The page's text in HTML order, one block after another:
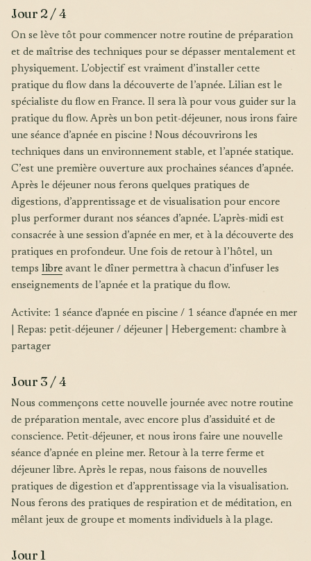
Jour 2 / 4
On se lève tôt pour commencer notre routine de préparation
et de maîtrise des techniques pour se dépasser mentalement et
physiquement. L’objectif est vraiment d’installer cette
pratique du flow dans la découverte de l’apnée. Lilian est le
spécialiste du flow en France. Il sera là pour vous guider sur la
pratique du flow. Après un bon petit-déjeuner, nous irons faire
une séance d’apnée en piscine ! Nous découvrirons les
techniques dans un environnement stable, et l’apnée statique.
C’est une première ouverture aux prochaines séances d’apnée.
Après le déjeuner nous ferons quelques pratiques de
digestions, d’apprentissage et de visualisation pour encore
plus performer durant nos séances d’apnée. L’après-midi est
consacrée à une session d’apnée en mer, et à la découverte des
pratiques en profondeur. Une fois de retour à l’hôtel, un
temps libre avant le dîner permettra à chacun d’infuser les
enseignements de l’apnée et la pratique du flow.
Activite: 1 séance d'apnée en piscine / 1 séance d'apnée en mer
| Repas: petit-déjeuner / déjeuner | Hebergement: chambre à
partager
Jour 3 / 4
Nous commençons cette nouvelle journée avec notre routine
de préparation mentale, avec encore plus d’assiduité et de
conscience. Petit-déjeuner, et nous irons faire une nouvelle
séance d’apnée en pleine mer. Retour à la terre ferme et
déjeuner libre. Après le repas, nous faisons de nouvelles
pratiques de digestion et d’apprentissage via la visualisation.
Nous ferons des pratiques de respiration et de méditation, en
mêlant jeux de groupe et moments individuels à la plage.
Jour 1